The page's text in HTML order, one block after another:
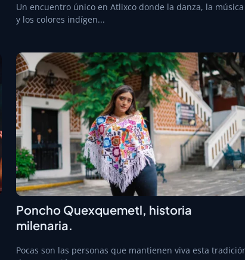
Un encuentro único en Atlixco donde la danza, la música
y los colores indígen...
Poncho Quexquemetl, historia
milenaria.
Pocas son las personas que mantienen viva esta